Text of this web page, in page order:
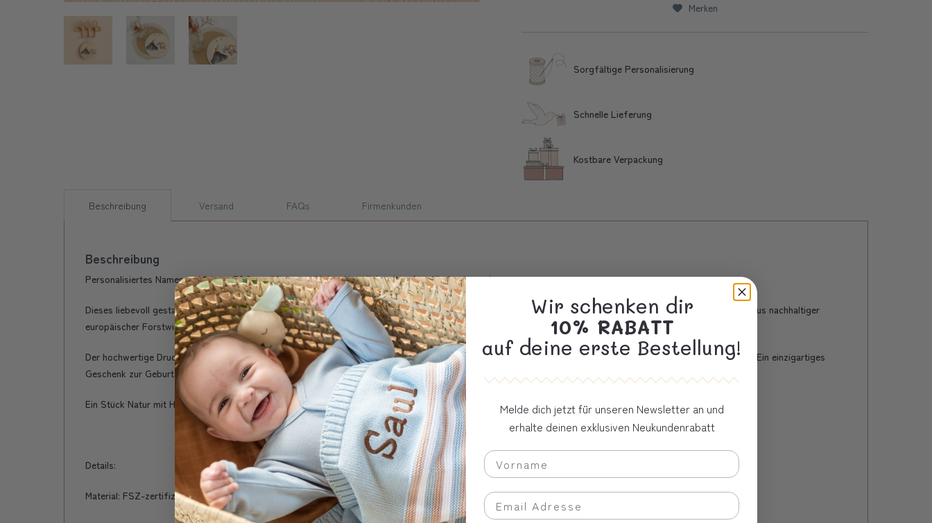
Merken
Sorgfältige Personalisierung
Schnelle Lieferung
Kostbare Verpackung
Beschreibung Versand FAQs Firmenkunden
Beschreibung
Personalisiertes Namensschild aus FSC-zertifiziertem Holz - Natürlich schön fürs Kinderzimmer!
Dieses liebevoll gestaltete Namensschild aus FSC-zertifiziertem Holz bringt natürlichen Charme und eine persönliche Note ins Kinderzimmer. Das Holz stammt aus nachhaltiger
europäischer Forstwirtschaft und überzeugt durch seine warme, individuelle Maserung - jedes Schild ist ein echtes Unikat.
Der hochwertige Druck wird auf Wunsch mit dem Namen des Kindes ergänzt und macht das Schild zu einem liebevollen Blickfang an der Tür, Wand oder Regal. Ein einzigartiges
Geschenk zur Geburt, Taufe oder zum Geburtstag - dekorativ, persönlich und nachhaltig.
Ein Stück Natur mit Herz für kleine Lieblingsmenschen.
Details:
Material: FSZ-zertifiziertes Holz aus Europa
Wir schenken dir
10% RABATT
auf deine erste Bestellung!
Melde dich jetzt für unseren Newsletter an und
erhalte deinen exklusiven Neukundenrabatt